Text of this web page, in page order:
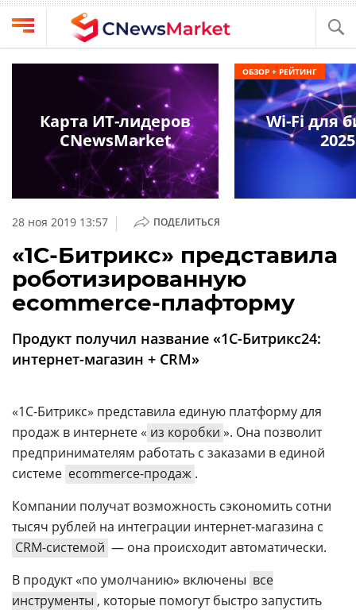
Выбрать
провайдера
Компании
обзоры
кабинет
О
проекте
Аналитика
ТВ
Об
издании
Реклама
Контакты
Max
Telegram
Дзен
VK
Rutube
CNews
Конференции
Техника
28 ноя 2019 13:57 | ПОДЕЛИТЬСЯ
«1С-Битрикс» представила
роботизированную
ecommerce-плафторму
Продукт получил название «1С-Битрикс24:
интернет-магазин + CRM»
«1С-Битрикс» представила единую платформу для
продаж в интернете « из коробки ». Она позволит
предпринимателям работать с заказами в единой
системе ecommerce-продаж .
Компании получат возможность сэкономить сотни
тысяч рублей на интеграции интернет-магазина с
CRM-системой — она происходит автоматически.
В продукт «по умолчанию» включены все
инструменты , которые помогут быстро запустить
Карта ИТ-лидеров
CNewsMarket
Wi-Fi для
2025
ОБЗОР + РЕЙТИНГ